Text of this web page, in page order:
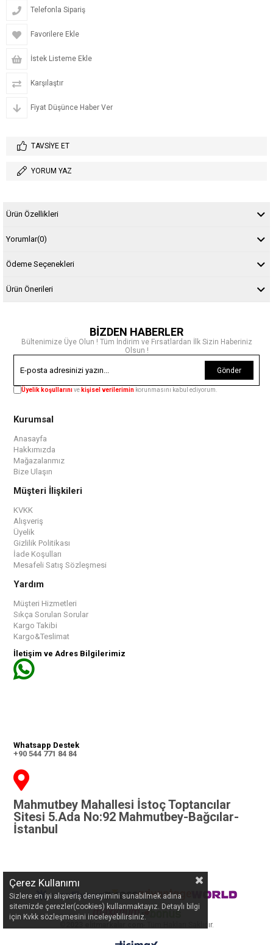
Telefonla Sipariş
Favorilere Ekle
İstek Listeme Ekle
Karşılaştır
Fiyat Düşünce Haber Ver
TAVSIYE ET
YORUM YAZ
Ürün Özellikleri
Yorumlar(0)
Ödeme Seçenekleri
Ürün Önerileri
BİZDEN HABERLER
Bültenimize Üye Olun ! Tüm İndirim ve Fırsatlardan İlk Sizin Haberiniz
Olsun !
Gönder
Üyelik koşullarınıve kişisel verilerimin korunmasını kabul ediyorum.
Kurumsal
Anasayfa
Hakkımızda
Mağazalarımız
Bize Ulaşın
Müşteri İlişkileri
KVKK
Alışveriş
Üyelik
Gizlilik Politikası
İade Koşulları
Mesafeli Satış Sözleşmesi
Yardım
Müşteri Hizmetleri
Sıkça Sorulan Sorular
Kargo Takibi
Kargo&Teslimat
İletişim ve Adres Bilgilerimiz
Whatsapp Destek
+90 544 771 84 84
Mahmutbey Mahallesi İstoç Toptancılar
Sitesi 5.Ada No:92 Mahmutbey-Bağcılar-
İstanbul
- Tüm Hakları Saklıdır.
Çerez Kullanımı
Sizlere en iyi alışveriş deneyimini sunabilmek adına
sitemizde çerezler(cookies) kullanmaktayız. Detaylı bilgi
için Kvkk sözleşmesini inceleyebilirsiniz.